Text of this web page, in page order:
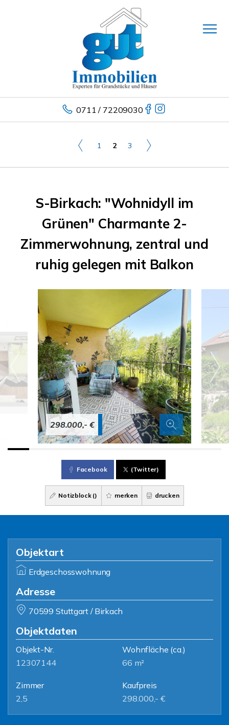
0711 / 72209030
1 2 3
S-Birkach: "Wohnidyll im
Grünen" Charmante 2-
Zimmerwohnung, zentral und
ruhig gelegen mit Balkon
298.000,- €
Facebook (Twitter)
Notizblock () merken drucken
Objektart
Erdgeschosswohnung
Adresse
70599 Stuttgart / Birkach
Objektdaten
Objekt-Nr.
12307144
Wohnfläche (ca.)
66 m²
Zimmer
2,5
Kaufpreis
298.000,- €